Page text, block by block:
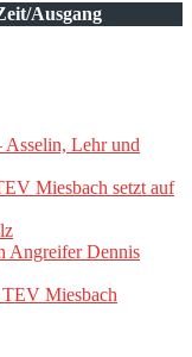
Ausgang
Lehr und
Miesbach setzt auf
Angreifer Dennis
TEV Miesbach